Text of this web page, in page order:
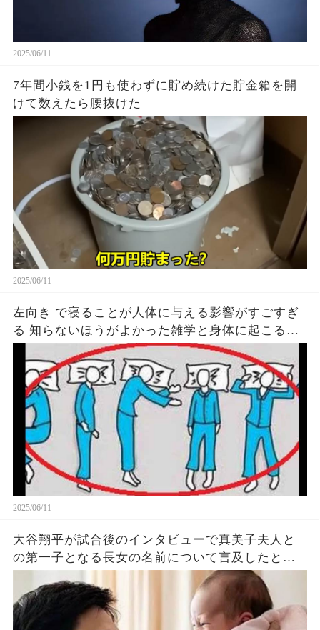
2025/06/11
7年間小銭を1円も使わずに貯め続けた貯金箱を開
けて数えたら腰抜けた
2025/06/11
左向き で寝ることが人体に与える影響がすごすぎ
る 知らないほうがよかった雑学と身体に起こる現
象がヤバい… 驚くべき 大人の 面白いけど知ると後
悔
2025/06/11
大谷翔平が試合後のインタビューで真美子夫人と
の第一子となる長女の名前について言及したと話
題に！山本由伸や佐々木朗希は知ってそう！